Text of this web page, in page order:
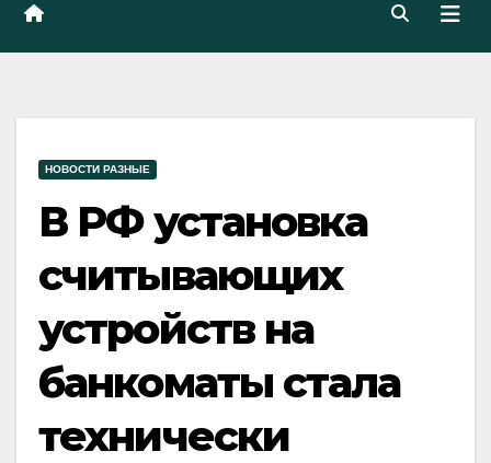
НОВОСТИ РАЗНЫЕ
В РФ установка
считывающих
устройств на
банкоматы стала
технически